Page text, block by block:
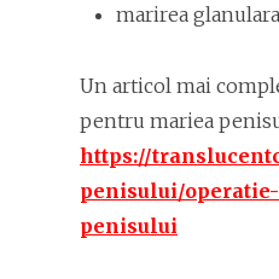
marirea glanulara
Un articol mai
pentru mariea
https://
penisului/
penisului